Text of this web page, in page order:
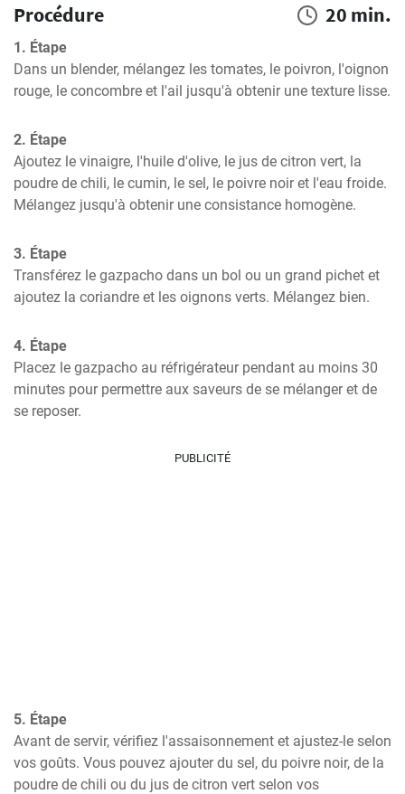
Procédure 20 min.
1. Étape
Dans un blender, mélangez les tomates, le poivron, l'oignon
rouge, le concombre et l'ail jusqu'à obtenir une texture lisse.
2. Étape
Ajoutez le vinaigre, l'huile d'olive, le jus de citron vert, la
poudre de chili, le cumin, le sel, le poivre noir et l'eau froide.
Mélangez jusqu'à obtenir une consistance homogène.
3. Étape
Transférez le gazpacho dans un bol ou un grand pichet et
ajoutez la coriandre et les oignons verts. Mélangez bien.
4. Étape
Placez le gazpacho au réfrigérateur pendant au moins 30
minutes pour permettre aux saveurs de se mélanger et de
se reposer.
PUBLICITÉ
5. Étape
Avant de servir, vérifiez l'assaisonnement et ajustez-le selon
vos goûts. Vous pouvez ajouter du sel, du poivre noir, de la
poudre de chili ou du jus de citron vert selon vos